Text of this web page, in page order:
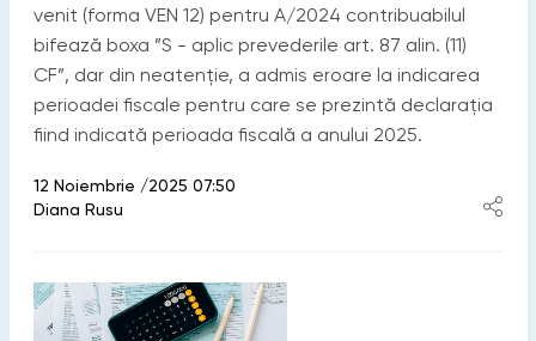
venit (forma VEN 12) pentru A/2024 contribuabilul
bifează boxa ”S - aplic prevederile art. 87 alin. (11)
CF”, dar din neatenție, a admis eroare la indicarea
perioadei fiscale pentru care se prezintă declarația
fiind indicată perioada fiscală a anului 2025.
12 Noiembrie /2025 07:50
Diana Rusu